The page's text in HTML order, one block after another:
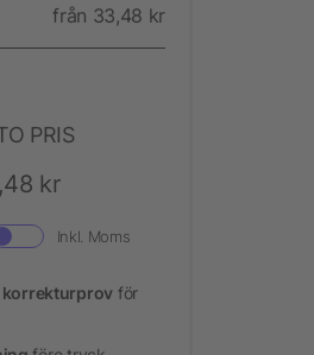
från 33,48 kr
PRIS
kr
Inkl. Moms
korrekturprov för